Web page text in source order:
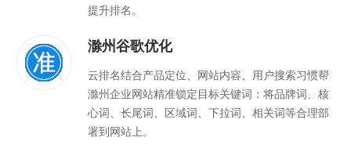
提升排名。
滁州谷歌优化
云排名结合产品定位、网站内容、用户搜索习惯帮
滁州企业网站精准锁定目标关键词：将品牌词、核
心词、长尾词、区域词、下拉词、相关词等合理部
署到网站上。